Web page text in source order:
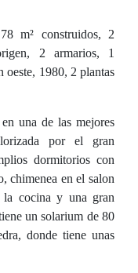
m² construidos, 2
2 armarios, 1
oeste, 1980, 2 plantas
una de las mejores
por el gran
dormitorios con
chimenea en el salon
la cocina y una gran
un solarium de 80
donde tiene unas